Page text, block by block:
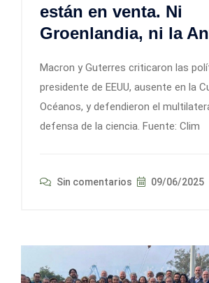
están en venta. Ni
Groenlandia, ni la
Macron y Guterres criticaron las
presidente de EEUU, ausente en la
Océanos, y defendieron el
defensa de la ciencia. Fuente: Clim
Sin comentarios 09/06/2025